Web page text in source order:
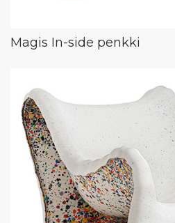
Magis In-side penkki